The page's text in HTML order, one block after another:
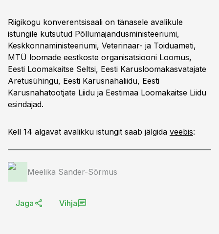
Riigikogu konverentsisaali on tänasele avalikule
istungile kutsutud Põllumajandusministeeriumi,
Keskkonnaministeeriumi, Veterinaar- ja Toiduameti,
MTÜ loomade eestkoste organisatsiooni Loomus,
Eesti Loomakaitse Seltsi, Eesti Karusloomakasvatajate
Aretusühingu, Eesti Karusnahaliidu, Eesti
Karusnahatootjate Liidu ja Eestimaa Loomakaitse Liidu
esindajad.
Kell 14 algavat avalikku istungit saab jälgida veebis:
Meelika Sander-Sõrmus
Jaga Vihja